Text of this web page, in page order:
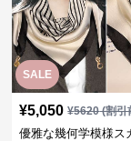
SALE
¥5,050 ¥5620(割引
優雅な幾何学模様ス